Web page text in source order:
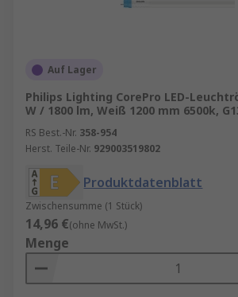
Auf Lager
Philips Lighting CorePro LED-
W / 1800 lm, Weiß 1200 mm 6500k,
RS Best.-Nr. 358-954
Herst. Teile-Nr. 929003519802
Produktdatenblatt
Zwischensumme (1 Stück)
14,96 €(ohne MwSt.)
Menge